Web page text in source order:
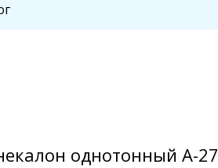
однотонный A-27